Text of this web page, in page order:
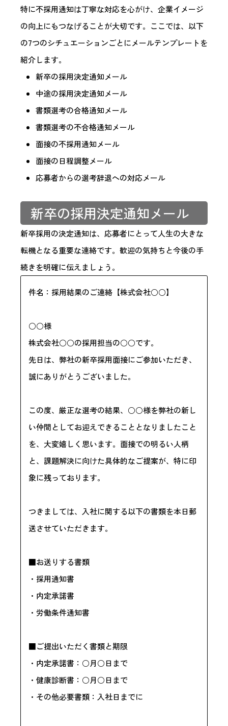
特に不採用通知は丁寧な対応を心がけ、企業イメージ
の向上にもつなげることが大切です。ここでは、以下
の7つのシチュエーションごとにメールテンプレートを
紹介します。
新卒の採用決定通知メール
中途の採用決定通知メール
書類選考の合格通知メール
書類選考の不合格通知メール
面接の不採用通知メール
面接の日程調整メール
応募者からの選考辞退への対応メール
新卒の採用決定通知メール
新卒採用の決定通知は、応募者にとって人生の大きな
転機となる重要な連絡です。歓迎の気持ちと今後の手
続きを明確に伝えましょう。
件名：採用結果のご連絡【株式会社○○】
○○様
株式会社○○の採用担当の○○です。
先日は、弊社の新卒採用面接にご参加いただき、
誠にありがとうございました。
この度、厳正な選考の結果、○○様を弊社の新し
い仲間としてお迎えできることとなりましたこと
を、大変嬉しく思います。面接での明るい人柄
と、課題解決に向けた具体的なご提案が、特に印
象に残っております。
つきましては、入社に関する以下の書類を本日郵
送させていただきます。
■お送りする書類
・採用通知書
・内定承諾書
・労働条件通知書
■ご提出いただく書類と期限
・内定承諾書：○月○日まで
・健康診断書：○月○日まで
・その他必要書類：入社日までに